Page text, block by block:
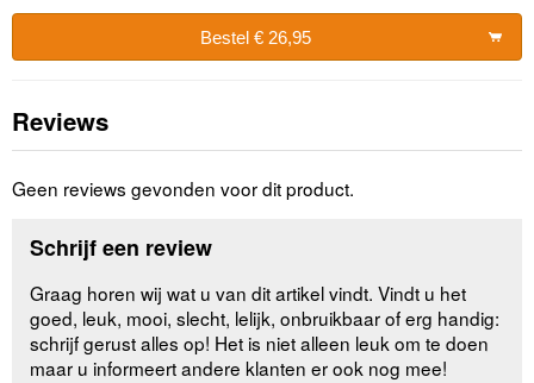
Bestel € 26,95
Reviews
Geen reviews gevonden voor dit product.
Schrijf een review
Graag horen wij wat u van dit artikel vindt. Vindt u het
goed, leuk, mooi, slecht, lelijk, onbruikbaar of erg handig:
schrijf gerust alles op! Het is niet alleen leuk om te doen
maar u informeert andere klanten er ook nog mee!